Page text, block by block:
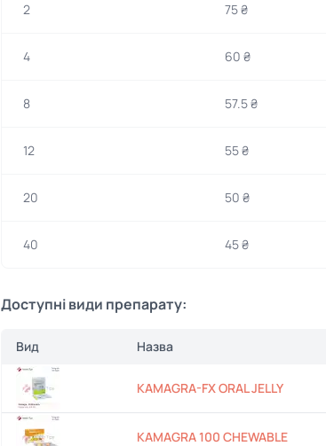
2 75 ₴
4 60 ₴
8 57.5 ₴
12 55 ₴
20 50 ₴
40 45 ₴
Доступні види препарату:
Вид Назва
KAMAGRA-FX ORAL JELLY
KAMAGRA 100 CHEWABLE